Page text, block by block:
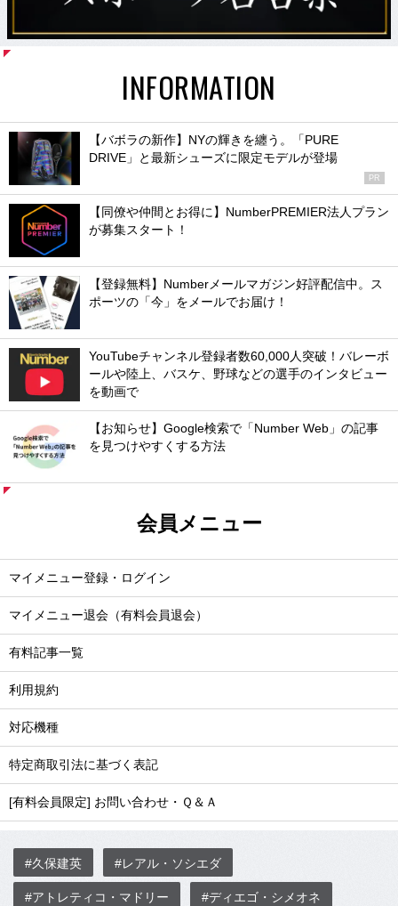
INFORMATION
【バボラの新作】NYの輝きを纏う。「PURE
DRIVE」と最新シューズに限定モデルが登場
PR
【同僚や仲間とお得に】NumberPREMIER法人プラン
が募集スタート！
【登録無料】Numberメールマガジン好評配信中。ス
ポーツの「今」をメールでお届け！
YouTubeチャンネル登録者数60,000人突破！バレーボ
ールや陸上、バスケ、野球などの選手のインタビュー
を動画で
【お知らせ】Google検索で「Number Web」の記事
を見つけやすくする方法
会員メニュー
マイメニュー登録・ログイン
マイメニュー退会（有料会員退会）
有料記事一覧
利用規約
対応機種
特定商取引法に基づく表記
[有料会員限定] お問い合わせ・Ｑ＆Ａ
#久保建英 #レアル・ソシエダ
#アトレティコ・マドリー #ディエゴ・シメオネ